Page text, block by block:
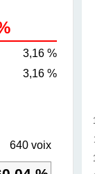
3,16 %
3,16 %
640 voix